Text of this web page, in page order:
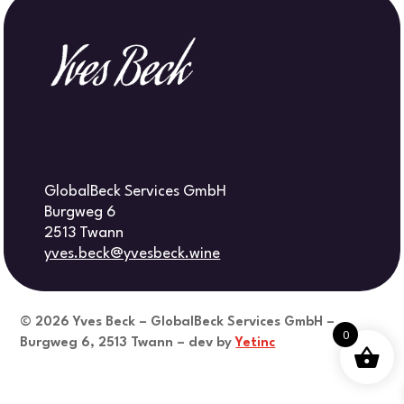
GlobalBeck Services GmbH
Burgweg 6
2513 Twann
yves.beck@yvesbeck.wine
© 2026Yves Beck – GlobalBeck Services GmbH –
Burgweg 6, 2513 Twann – dev byYetinc
0